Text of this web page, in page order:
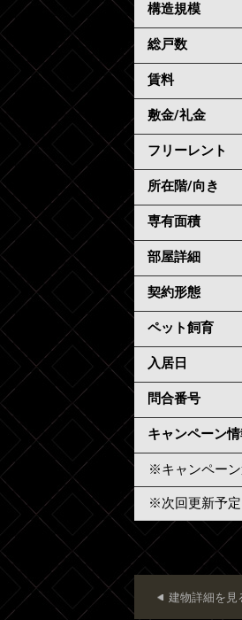
構造規模
総戸数
賃料
敷金/礼金
フリーレント
所在階/向き
専有面積
部屋詳細
契約形態
ペット飼育
入居日
問合番号
キャンペーン
※キャンペー
※次回更新予
建物詳細を見